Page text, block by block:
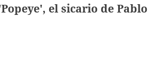
el sicario de Pablo